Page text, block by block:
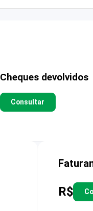
Cheques devolvidos
Consultar
R$